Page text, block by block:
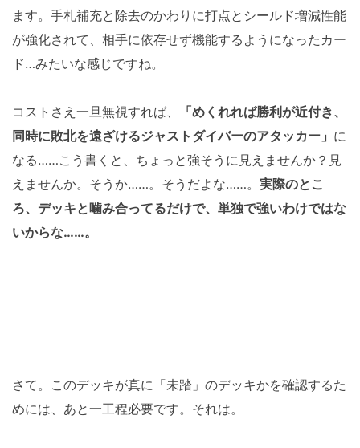
ます。手札補充と除去のかわりに打点とシールド増減性能
が強化されて、相手に依存せず機能するようになったカー
ド…みたいな感じですね。
コストさえ一旦無視すれば、
「めくれれば勝利が近付き、
同時に敗北を遠ざけるジャストダイバーのアタッカー」 に
なる……こう書くと、ちょっと強そうに見えませんか？見
えませんか。そうか……。そうだよな……。 実際のとこ
ろ、デッキと噛み合ってるだけで、単独で強いわけではな
いからな……。
さて。このデッキが真に「未踏」のデッキかを確認するた
めには、あと一工程必要です。それは。